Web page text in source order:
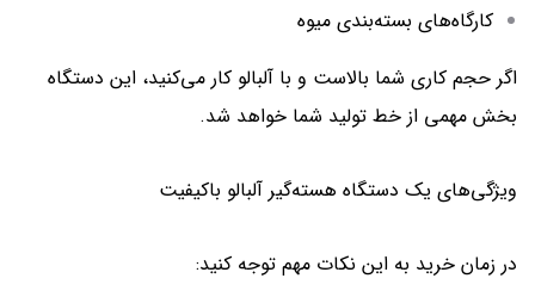
کارگاه‌های بسته‌بندی میوه
اگر حجم کاری شما بالاست و با آلبالو کار می‌کنید، این دستگاه
بخش مهمی از خط تولید شما خواهد شد.
ویژگی‌های یک دستگاه هسته‌گیر آلبالو باکیفیت
در زمان خرید به این نکات مهم توجه کنید: